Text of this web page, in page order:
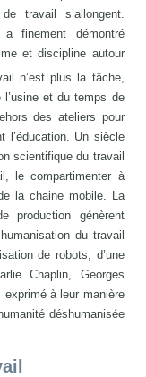
travail s’allongent.
a finement démontré
et discipline autour
n’est plus la tâche,
et du temps de
des ateliers pour
Un siècle
scientifique du travail
le compartimenter à
la chaine mobile. La
production génèrent
du travail
de robots, d’une
Chaplin, Georges
exprimé à leur manière
déshumanisée